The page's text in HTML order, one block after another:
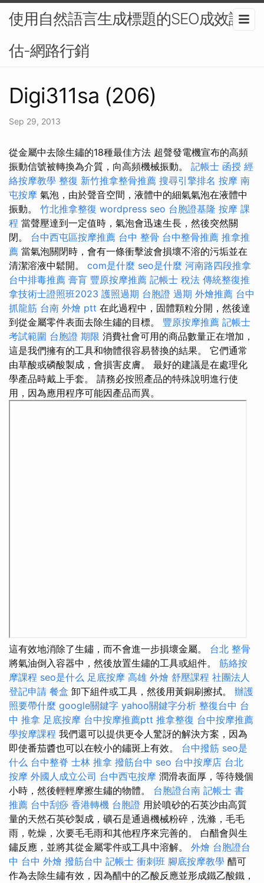
使用自然語言生成標題的SEO成效評
估-網路行銷
Digi311sa (206)
Sep 29, 2013
從金屬中去除生鏽的18種最佳方法 超聲發電機宣布的高頻
振動信號被轉換為介質，向高頻機械振動。 記帳士 函授 經
絡按摩教學 整復 新竹推拿整骨推薦 搜尋引擎排名 按摩 南
屯按摩 氣泡，由於聲音空間，液體中的細氣氣泡在液體中
振動。 竹北推拿整復 wordpress seo 台胞證基隆 按摩 課
程 當聲壓達到一定值時，氣泡會迅速生長，然後突然關
閉。 台中西屯區按摩推薦 台中 整骨 台中整骨推薦 推拿推
薦 當氣泡關閉時，會有一條衝擊波會損壞不溶的污垢並在
清潔溶液中鬆開。 com是什麼 seo是什麼 河南路四段推拿
台中排毒推薦 膏肓 豐原按摩推薦 記帳士 稅法 傳統整復推
拿技術士證照班2023 護照過期 台胞證 過期 外燴推薦 台中
抓龍筋 台南 外燴 ptt 在此過程中，固體顆粒分開，然後達
到從金屬零件表面去除生鏽的目標。 豐原按摩推薦 記帳士
考試範圍 台胞證 期限 消費社會可用的商品數量正在增加，
這是我們擁有的工具和物體很容易替換的結果。 它們通常
由草酸或磷酸製成，會損害皮膚。 最好的建議是在處理化
學產品時戴上手套。 請務必按照產品的特殊說明進行使
用，因為應用程序可能因產品而異。
這有效地消除了生鏽，而不會進一步損壞金屬。 台北 整骨
將氣油倒入容器中，然後放置生鏽的工具或組件。 筋絡按
摩課程 seo是什么 足底按摩 高雄 外燴 舒壓課程 社團法人
登記申請 餐盒 卸下組件或工具，然後用黃銅刷擦拭。 辦護
照要帶什麼 google關鍵字 yahoo關鍵字分析 整復台中 台
中 推拿 足底按摩 台中按摩推薦ptt 推拿整復 台中按摩推薦
學按摩課程 我們還可以提供更令人驚訝的解決方案，因為
即使番茄醬也可以在較小的鏽斑上有效。 台中撥筋 seo是
什么 台中整脊 士林 推拿 撥筋台中 seo 台中按摩店 台北
按摩 外國人成立公司 台中西屯按摩 潤滑表面厚，等待幾個
小時，然後輕輕摩擦生鏽的物體。 台胞證台南 記帳士 書
推薦 台中刮痧 香港轉機 台胞證 用於噴砂的石英沙由高質
量的天然石英砂製成，礦石是通過機械粉碎，洗滌，毛毛
雨，乾燥，次要毛毛雨和其他程序來完善的。 白醋會與生
鏽反應，並將其從金屬零件或工具中溶解。 外燴 台胞證台
中 台中 外燴 撥筋台中 記帳士 衝刺班 腳底按摩教學 醋可
作為去除生鏽有效，因為醋中的乙酸反應並形成鐵乙酸鐵，